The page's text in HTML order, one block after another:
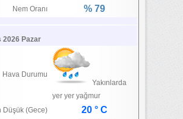
Nem Oranı % 79
2026 Pazar
Hava Durumu
Yakınlarda
yer yer yağmur
Düşük (Gece)
20 ° C